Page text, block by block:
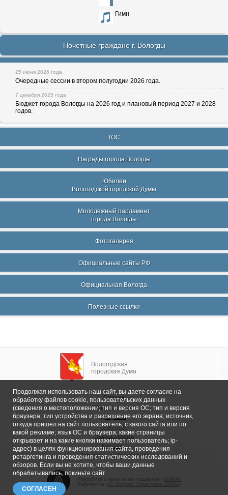
Гимн
Почетные граждане г. Вологды
25 июня 2026 года
Очередные сессии в втором полугодии 2026 года.
7 декабря 2025 года
Бюджет города Вологды на 2026 год и плановый период 2027 и 2028
годов.
ТОС
Награды города Вологды
Юбилеи
Вологодской городской Думы
Молодежный парламент
города Вологды
Фотогалерея
Официальные сайты РФ
Официальная Вологда
Полезные ссылки
Вологодская
городская Дума
Главная
Общие сведения
Депутаты
Комитеты
График приема
Контакты
Депутатские объединения
1С-Битрикс: Управление сайтом
Продолжая использовать наш сайт, вы даете согласие на
обработку файлов cookie, пользовательских данных
(сведения о местоположении; тип и версия ОС; тип и версия
браузера; тип устройства и разрешение его экрана; источник,
откуда пришел на сайт пользователь; с какого сайта или по
какой рекламе; язык ОС и браузера; какие страницы
открывает и на какие кнопки нажимает пользователь; ip-
адрес) в целях функционирования сайта, проведения
ретаргетинга и проведения статистических исследований и
обзоров. Если вы не хотите, чтобы ваши данные
обрабатывались, покиньте сайт
СОГЛАСЕН